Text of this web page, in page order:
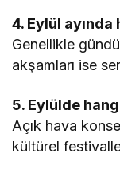
4. Eylül ayında
Genellikle
akşamları ise
5. Eylülde
Açık hava
kültürel